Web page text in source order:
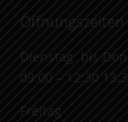
Öffnungszeiten
Dienstag bis
09:00 – 12:30
Freitag